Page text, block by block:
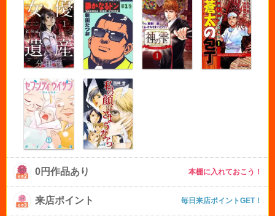
0円作品あり 本棚に入れておこう！
来店ポイント 毎日来店ポイントGET！